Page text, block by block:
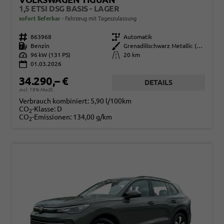
1,5 ETSI DSG BASIS - LAGER
sofort lieferbar Fahrzeug mit Tageszulassung
Fahrzeugnr. 863968 Getriebe Automatik
Kraftstoff
Benzin Außenfarbe
Grenadillschwarz Metallic (0E)
Leistung 96 kW (131 PS) Kilometerstand
20 km
01.03.2026
34.290,– €
incl. 19% MwSt.
DETAILS
Verbrauch kombiniert: 5,90 l/100km
CO2-Klasse: D
CO2-Emissionen: 134,00 g/km